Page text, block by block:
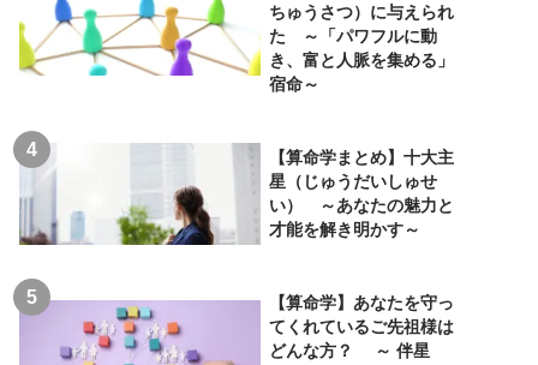
ちゅうさつ）に与えられ
た ～「パワフルに動
き、富と人脈を集める」
宿命～
【算命学まとめ】十大主
星（じゅうだいしゅせ
い） ～あなたの魅力と
才能を解き明かす～
【算命学】あなたを守っ
てくれているご先祖様は
どんな方？ ～ 伴星